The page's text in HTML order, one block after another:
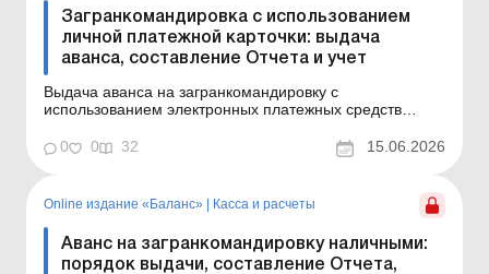
Загранкомандировка с использованием
личной платежной карточки: выдача
аванса, составление Отчета и учет
Выдача аванса на загранкомандировку с
использованием электронных платежных средств
и широко применяемый вариант. В статье рассмотрим
особенности учета командировочных расходов в
карточку рабо...
0 0 32 15.06.2026
Online издание «Баланс» | Касса и расчеты
Аванс на загранкомандировку наличными:
порядок выдачи, составление Отчета,